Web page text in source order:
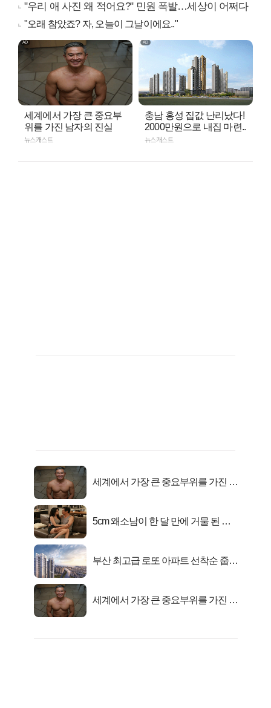
"우리 애 사진 왜 적어요?" 민원 폭발…세상이 어쩌다
"오래 참았죠? 자, 오늘이 그날이에요.."
세계에서 가장 큰 중요부
위를 가진 남자의 진실
뉴스캐스트
충남 홍성 집값 난리났다!
2000만원으로 내집 마련..
뉴스캐스트
세계에서 가장 큰 중요부위를 가진 남
5cm 왜소남이 한 달 만에 거물 된 사
부산 최고급 로또 아파트 선착순 줍줍
세계에서 가장 큰 중요부위를 가진 남